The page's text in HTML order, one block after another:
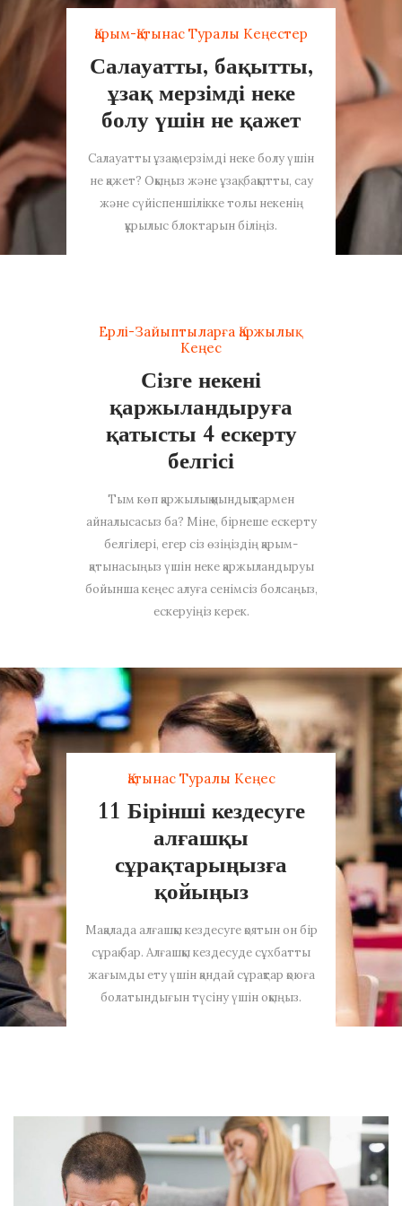
Қарым-Қатынас Туралы Кеңестер
Салауатты, бақытты,
ұзақ мерзімді неке
болу үшін не қажет
Салауатты ұзақ мерзімді неке болу үшін
не қажет? Оқыңыз және ұзақ, бақытты, сау
және сүйіспеншілікке толы некенің
құрылыс блоктарын біліңіз.
Ерлі-Зайыптыларға Қаржылық
Кеңес
Сізге некені
қаржыландыруға
қатысты 4 ескерту
белгісі
Тым көп қаржылық қиындықтармен
айналысасыз ба? Міне, бірнеше ескерту
белгілері, егер сіз өзіңіздің қарым-
қатынасыңыз үшін неке қаржыландыруы
бойынша кеңес алуға сенімсіз болсаңыз,
ескеруіңіз керек.
Қатынас Туралы Кеңес
11 Бірінші кездесуге
алғашқы
сұрақтарыңызға
қойыңыз
Мақалада алғашқы кездесуге қоятын он бір
сұрақ бар. Алғашқы кездесуде сұхбатты
жағымды ету үшін қандай сұрақтар қоюға
болатындығын түсіну үшін оқыңыз.